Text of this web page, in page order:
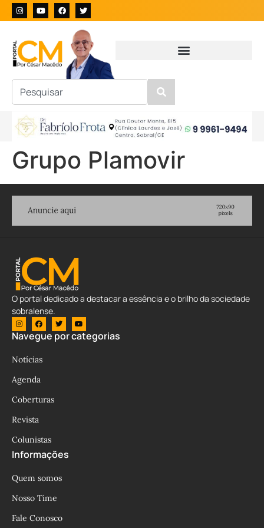
Grupo Plamovir
O portal dedicado a destacar a essência e o brilho da sociedade
sobralense.
Navegue por categorias
Notícias
Agenda
Coberturas
Revista
Colunistas
Informações
Quem somos
Nosso Time
Fale Conosco